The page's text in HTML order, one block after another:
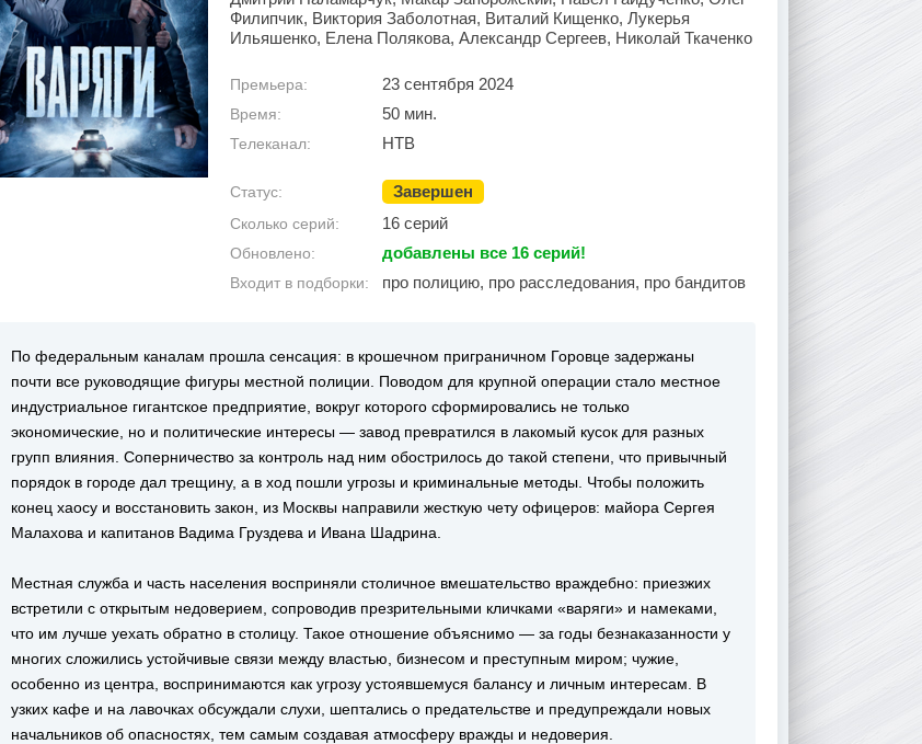
Филипчик, Виктория Заболотная, Виталий Кищенко, Лукерья
Ильяшенко, Елена Полякова, Александр Сергеев, Николай Ткаченко
Премьера: 23 сентября 2024
Время: 50 мин.
Телеканал: НТВ
Статус: Завершен
Сколько серий: 16 серий
Обновлено: добавлены все 16 серий!
Входит в подборки: про полицию, про расследования, про бандитов
По федеральным каналам прошла сенсация: в крошечном приграничном Горовце задержаны
почти все руководящие фигуры местной полиции. Поводом для крупной операции стало местное
индустриальное гигантское предприятие, вокруг которого сформировались не только
экономические, но и политические интересы — завод превратился в лакомый кусок для разных
групп влияния. Соперничество за контроль над ним обострилось до такой степени, что привычный
порядок в городе дал трещину, а в ход пошли угрозы и криминальные методы. Чтобы положить
конец хаосу и восстановить закон, из Москвы направили жесткую чету офицеров: майора Сергея
Малахова и капитанов Вадима Груздева и Ивана Шадрина.
Местная служба и часть населения восприняли столичное вмешательство враждебно: приезжих
встретили с открытым недоверием, сопроводив презрительными кличками «варяги» и намеками,
что им лучше уехать обратно в столицу. Такое отношение объяснимо — за годы безнаказанности у
многих сложились устойчивые связи между властью, бизнесом и преступным миром; чужие,
особенно из центра, воспринимаются как угрозу устоявшемуся балансу и личным интересам. В
узких кафе и на лавочках обсуждали слухи, шептались о предательстве и предупреждали новых
начальников об опасностях, тем самым создавая атмосферу вражды и недоверия.